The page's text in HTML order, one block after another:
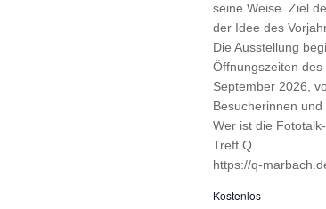
seine Weise. Ziel
der Idee des
Die Ausstellung
Öffnungszeiten
September 2026,
Besucherinnen und
Wer ist die
Treff Q.
https://q-
Kostenlos